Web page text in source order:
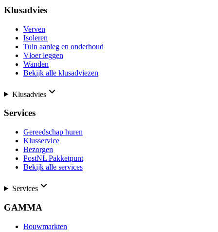
Klusadvies
Verven
Isoleren
Tuin aanleg en onderhoud
Vloer leggen
Wanden
Bekijk alle klusadviezen
Klusadvies
Services
Gereedschap huren
Klusservice
Bezorgen
PostNL Pakketpunt
Bekijk alle services
Services
GAMMA
Bouwmarkten